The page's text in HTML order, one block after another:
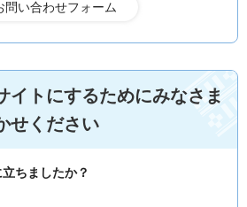
イトにするためにみなさま
せください
ちましたか？